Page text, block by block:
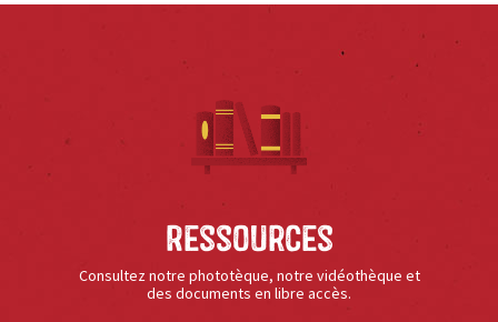
Ressources
Consultez notre phototèque, notre vidéothèque et
des documents en libre accès.